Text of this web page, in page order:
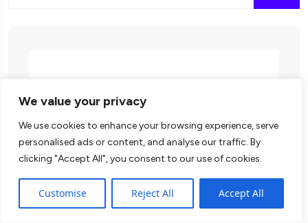
We value your privacy
We use cookies to enhance your browsing experience, serve
personalised ads or content, and analyse our traffic. By
clicking "Accept All", you consent to our use of cookies.
Customise Reject All Accept All
KONTRA to motoryzacyjny hub, dzięki któremu